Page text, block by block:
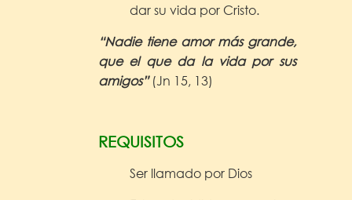
dar su vida por Cristo.
“Nadie tiene amor más grande,
que el que da la vida por sus
amigos”(Jn 15, 13)
REQUISITOS
Ser llamado por Dios